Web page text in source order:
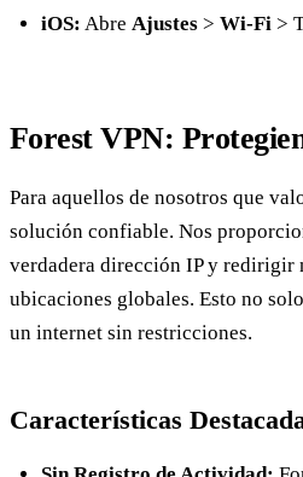
iOS: Abre Ajustes> Wi-Fi >
Forest VPN:
Para aquellos de nosotros que
solución confiable. Nos
verdadera dirección IP y redirigir
ubicaciones globales. Esto no
un internet sin restricciones.
Características